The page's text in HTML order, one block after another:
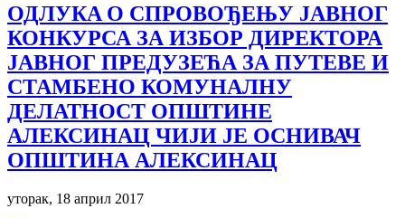
ОДЛУКA О СПРОВОЂЕЊУ ЈАВНОГ
КОНКУРСА ЗА ИЗБОР ДИРЕКТОРА
ЈАВНОГ ПРЕДУЗЕЋА ЗА ПУТЕВЕ И
СТАМБЕНО КОМУНАЛНУ
ДЕЛАТНОСТ ОПШТИНЕ
АЛЕКСИНАЦ ЧИЈИ ЈЕ ОСНИВАЧ
ОПШТИНА АЛЕКСИНАЦ
уторак, 18 април 2017